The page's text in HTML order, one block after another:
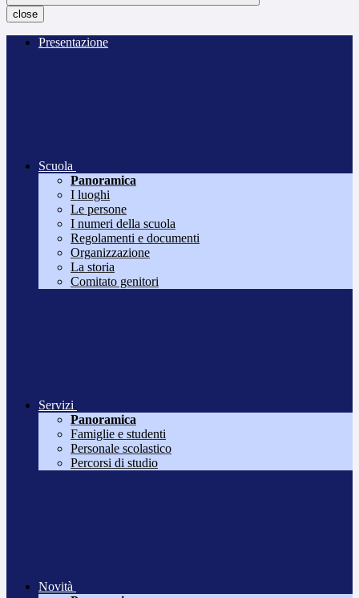
close
Presentazione
Scuola
Panoramica
I luoghi
Le persone
I numeri della scuola
Regolamenti e documenti
Organizzazione
La storia
Comitato genitori
Servizi
Panoramica
Famiglie e studenti
Personale scolastico
Percorsi di studio
Novità